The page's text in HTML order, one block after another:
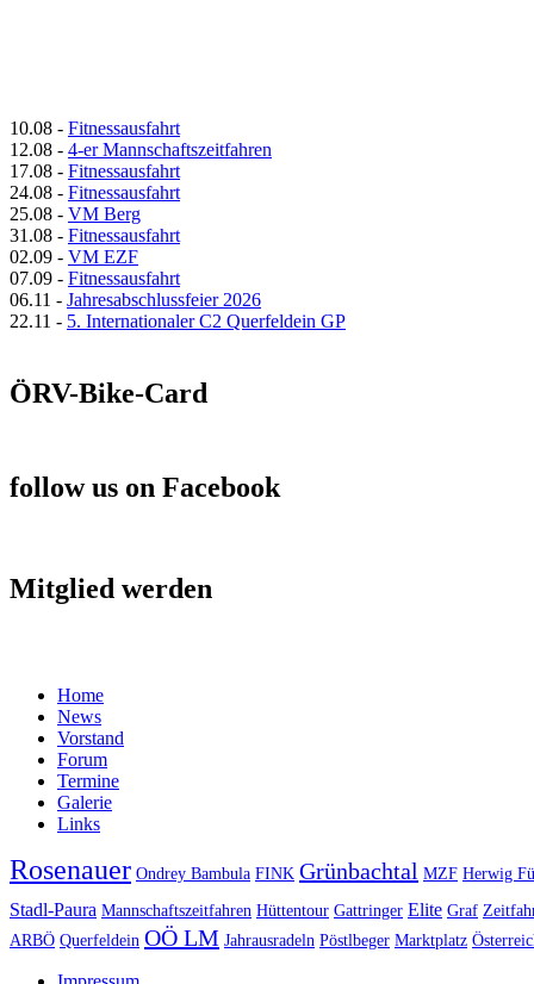
10.08 - Fitnessausfahrt
12.08 - 4-er Mannschaftszeitfahren
17.08 - Fitnessausfahrt
24.08 - Fitnessausfahrt
25.08 - VM Berg
31.08 - Fitnessausfahrt
02.09 - VM EZF
07.09 - Fitnessausfahrt
06.11 - Jahresabschlussfeier 2026
22.11 - 5. Internationaler C2 Querfeldein GP
ÖRV-Bike-Card
follow us on Facebook
Mitglied werden
Home
News
Vorstand
Forum
Termine
Galerie
Links
Rosenauer Ondrey Bambula FINK Grünbachtal MZF Herwig
Stadl-Paura Mannschaftszeitfahren Hüttentour Gattringer Elite Graf
ARBÖ Querfeldein OÖ LM Jahrausradeln Pöstlbeger Marktplatz